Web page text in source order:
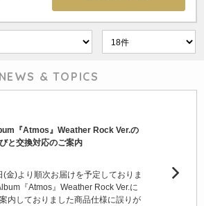
NEWS & TOPICS
『Atmos』Weather Rock Ver.の
と交換対応のご案内
金)より順次お届けを予定しておりま
『Atmos』Weather Rock Ver.に
内しておりました商品仕様に誤りが